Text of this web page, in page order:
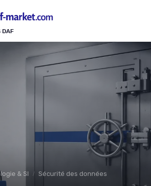
DAF
& SI Sécurité des données
cookies